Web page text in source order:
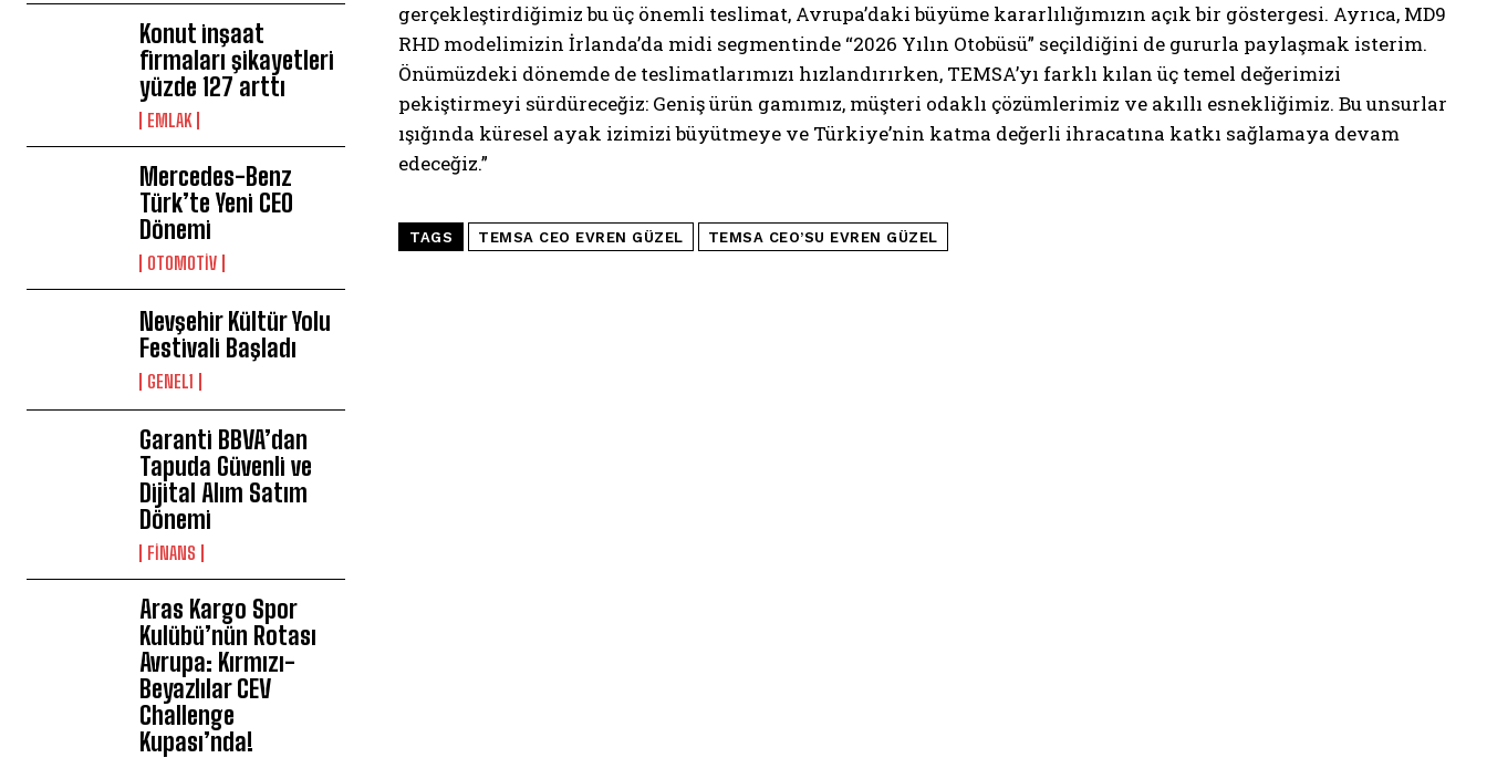
Konut inşaat
firmaları şikayetleri
yüzde 127 arttı
EMLAK
Mercedes-Benz
Türk’te Yeni CEO
Dönemi
OTOMOTİV
Nevşehir Kültür Yolu
Festivali Başladı
GENEL1
Garanti BBVA’dan
Tapuda Güvenli ve
Dijital Alım Satım
Dönemi
FİNANS
Aras Kargo Spor
Kulübü’nün Rotası
Avrupa: Kırmızı-
Beyazlılar CEV
Challenge
Kupası’nda!
gerçekleştirdiğimiz bu üç önemli teslimat, Avrupa’daki büyüme kararlılığımızın açık bir göstergesi. Ayrıca, MD9
RHD modelimizin İrlanda’da midi segmentinde “2026 Yılın Otobüsü” seçildiğini de gururla paylaşmak isterim.
Önümüzdeki dönemde de teslimatlarımızı hızlandırırken, TEMSA’yı farklı kılan üç temel değerimizi
pekiştirmeyi sürdüreceğiz: Geniş ürün gamımız, müşteri odaklı çözümlerimiz ve akıllı esnekliğimiz. Bu unsurlar
ışığında küresel ayak izimizi büyütmeye ve Türkiye’nin katma değerli ihracatına katkı sağlamaya devam
edeceğiz.”
TAGS TEMSA CEO EVREN GÜZEL TEMSA CEO’SU EVREN GÜZEL